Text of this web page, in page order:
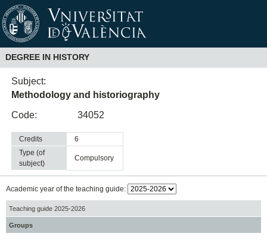
DEGREE IN HISTORY
Subject:
Methodology and historiography
Code:
34052
Credits
6
Type (of
subject)
compulsory
Academic year of the teaching guide:
Teaching guide 2025-2026
Groups